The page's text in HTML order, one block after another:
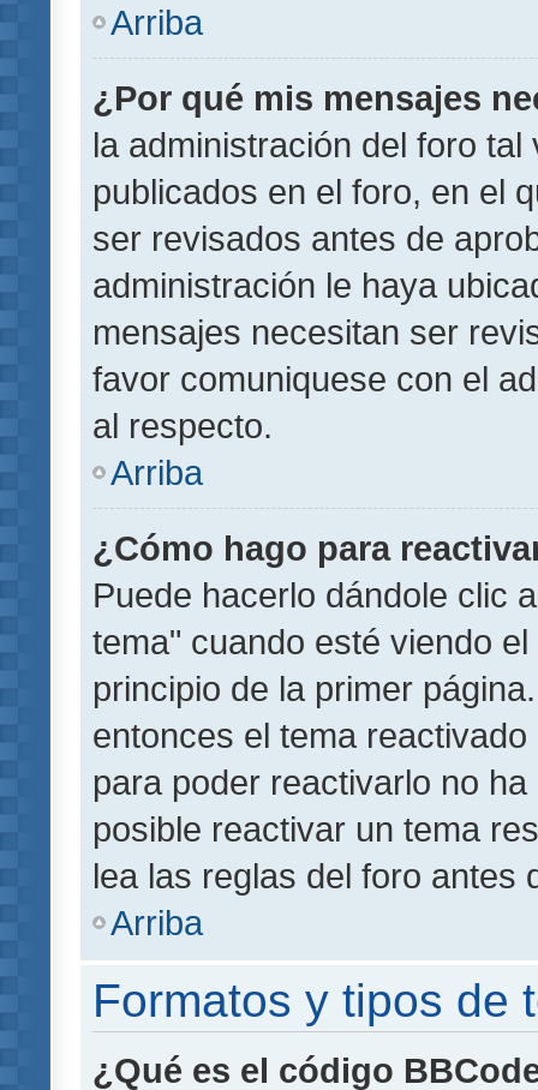
Arriba
¿Por qué mis mensajes
la administración del foro
publicados en el foro, en el
ser revisados antes de
administración le haya
mensajes necesitan ser
favor comuniquese con el
al respecto.
Arriba
¿Cómo hago para
Puede hacerlo dándole clic
tema" cuando esté viendo
principio de la primer
entonces el tema
para poder reactivarlo no
posible reactivar un tema
lea las reglas del foro antes
Arriba
Formatos y tipos de
¿Qué es el código